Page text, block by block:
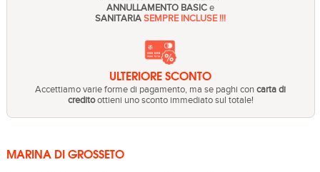
ANNULLAMENTO BASICe
SANITARIASEMPRE INCLUSE !!!
ULTERIORE SCONTO
Accettiamo varie forme di pagamento, ma se paghi concarta di
creditoottieni uno sconto immediato sul totale!
MARINA DI GROSSETO